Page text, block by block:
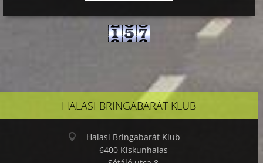
HALASI BRINGABARÁT KLUB
Halasi Bringabarát Klub
6400 Kiskunhalas